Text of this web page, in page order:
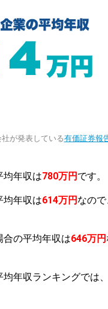
が発表している有価証券報
均年収は780万円 です。
均年収は614万円 なので
合の平均年収は646万円
年収ランキングでは